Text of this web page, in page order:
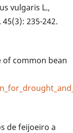
vulgaris L.,
235-242.
of common bean
de feijoeiro a